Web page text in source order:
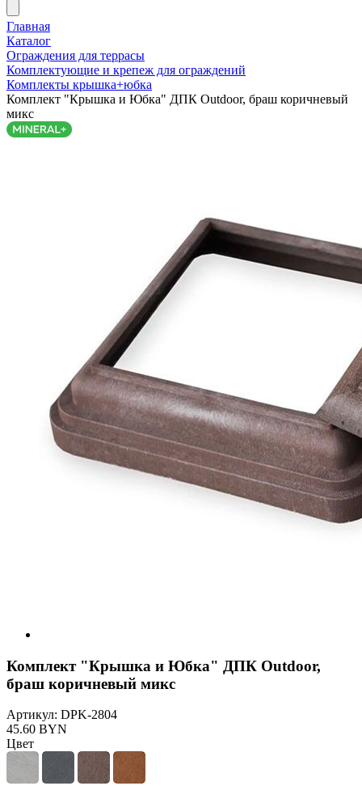
Главная
Каталог
Ограждения для террасы
Комплектующие и крепеж для ограждений
Комплекты крышка+юбка
Комплект "Крышка и Юбка" ДПК Outdoor, браш коричневый
микс
Комплект "Крышка и Юбка" ДПК Outdoor,
браш коричневый микс
Артикул: DPK-2804
45.60 BYN
Цвет